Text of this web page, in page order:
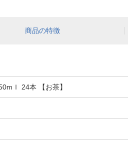
商品の特徴
ｌ 24本 【お茶】